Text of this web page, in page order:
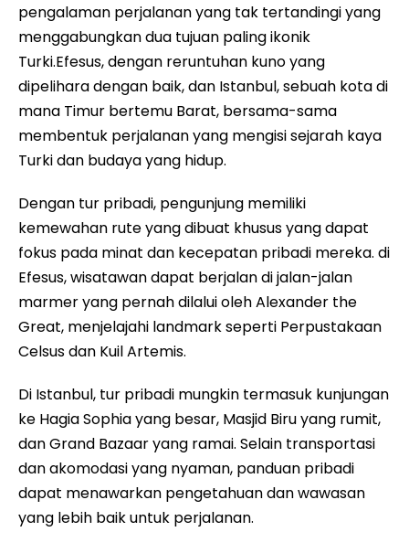
pengalaman perjalanan yang tak tertandingi yang
menggabungkan dua tujuan paling ikonik
Turki.Efesus, dengan reruntuhan kuno yang
dipelihara dengan baik, dan Istanbul, sebuah kota di
mana Timur bertemu Barat, bersama-sama
membentuk perjalanan yang mengisi sejarah kaya
Turki dan budaya yang hidup.
Dengan tur pribadi, pengunjung memiliki
kemewahan rute yang dibuat khusus yang dapat
fokus pada minat dan kecepatan pribadi mereka. di
Efesus, wisatawan dapat berjalan di jalan-jalan
marmer yang pernah dilalui oleh Alexander the
Great, menjelajahi landmark seperti Perpustakaan
Celsus dan Kuil Artemis.
Di Istanbul, tur pribadi mungkin termasuk kunjungan
ke Hagia Sophia yang besar, Masjid Biru yang rumit,
dan Grand Bazaar yang ramai. Selain transportasi
dan akomodasi yang nyaman, panduan pribadi
dapat menawarkan pengetahuan dan wawasan
yang lebih baik untuk perjalanan.